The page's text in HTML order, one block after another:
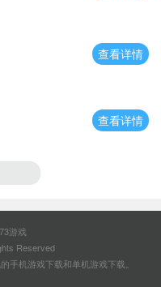
查看详情
查看详情
游戏
Reserved
手机游戏下载和单机游戏下载。